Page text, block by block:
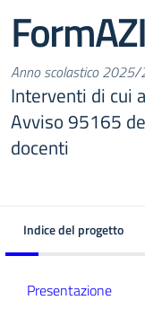
Anno scolastico
Interventi di cui
Avviso 95165
docenti
Indice del progetto
Presentazione